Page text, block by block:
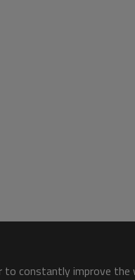
to constantly improve